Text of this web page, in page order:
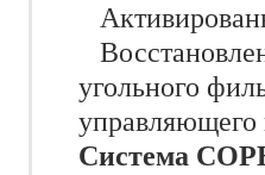
угольного
управляющего
Система